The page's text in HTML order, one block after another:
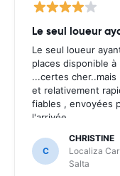
Le seul loueur
Le seul loueur
places disponible
...certes
et relativement
fiables , envoyées
l'arrivée .
C
CHRISTINE
Localiza
Salta